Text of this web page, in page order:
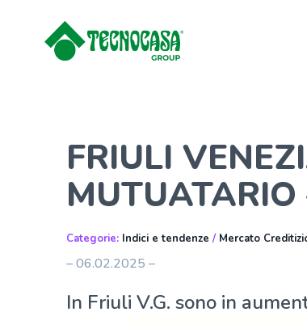
FRIULI
Categorie: Indici e tendenze / Mercato
– 06.02.2025 –
In Friuli V.G. sono in